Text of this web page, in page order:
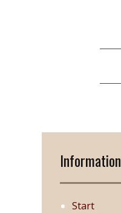
Information
Start